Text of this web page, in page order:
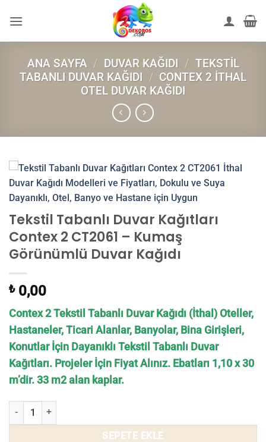
atla
ANA SAYFA / DUVAR KAĞIDI / TEKSTIL
TABANLI DUVAR KAĞIDI / CONTEX 2 İTHAL
OTEL DUVAR KAĞIDI
Tekstil Tabanlı Duvar Kağıtları
Contex 2 CT2061 – Kumaş
Görünümlü Duvar Kağıdı
₺0,00
Contex 2 Tekstil Tabanlı Duvar Kağıdı (İthal) Oteller,
Hastaneler, Ticari Alanlar, Banyolar, Bina Girişleri,
Konutlar İçin Dayanıklı Tekstil Tabanlı Duvar
Kağıtları. Projeler İçin Fiyat Alınız. Ebatları 1,10 x 30
m’dir. 33 m2 alan kaplar.
Tekstil Tabanlı Duvar Kağıtları Contex 2 CT2061 - Kumaş
SEPETE EKLE